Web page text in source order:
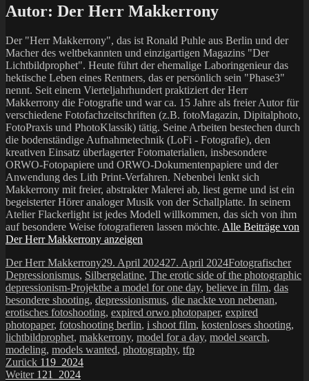
Autor: Der Herr Makkerrony
Der "Herr Makkerrony", das ist Ronald Puhle aus Berlin und der
Macher des weltbekannten und einzigartigen Magazins "Der
Lichtbildprophet". Heute führt der ehemalige Laboringenieur das
hektische Leben eines Rentners, das er persönlich sein "Phase3"
nennt. Seit einem Vierteljahrhundert praktiziert der Herr
Makkerrony die Fotografie und war ca. 15 Jahre als freier Autor für
verschiedene Fotofachzeitschriften (z.B. fotoMagazin, Dipitalphoto,
FotoPraxis und PhotoKlassik) tätig. Seine Arbeiten bestechen durch
die bodenständige Aufnahmetechnik (LoFi - Fotografie), den
kreativen Einsatz überlagerter Fotomaterialien, insbesondere
ORWO-Fotopapiere und ORWO-Dokumentenpapiere und der
Anwendung des Lith Print-Verfahren. Nebenbei lenkt sich
Makkerrony mit freier, abstrakter Malerei ab, liest gerne und ist ein
begeisterter Hörer analoger Musik von der Schallplatte. In seinem
Atelier Flackerlight ist jedes Modell willkommen, das sich von ihm
auf besondere Weise fotografieren lassen möchte. Alle Beiträge von
Der Herr Makkerrony anzeigen
Autor
Der Herr MakkerronyVeröffentlicht
am
29. April 202427. April 2024Kategorien
Fotografischer
Depressionismus, Silbergelatine, The erotic side of the photographic
depressionism-ProjektSchlagwörter
be a model for one day, believe in film, das
besondere shooting, depressionismus, die nackte von nebenan,
erotisches fotoshooting, expired orwo photopaper, expired
photopaper, fotoshooting berlin, i shoot film, kostenloses shooting,
lichtbildprophet, makkerrony, model for a day, model search,
modeling, models wanted, photography, tfp
Beitragsnavigation
Zurück Vorheriger
Beitrag:
119_2024
Weiter Nächster
121_2024